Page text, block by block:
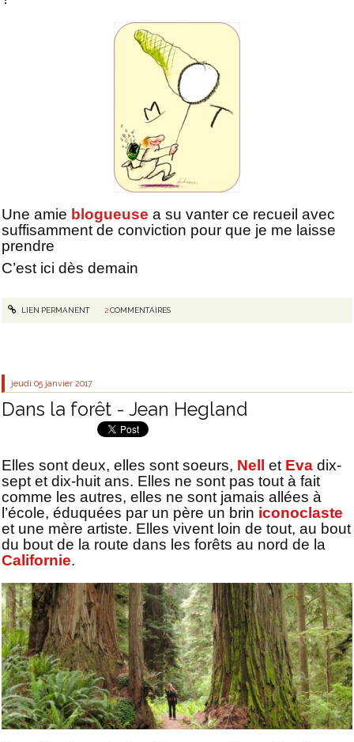
Une amie blogueuse a su vanter ce recueil avec
suffisamment de conviction pour que je me laisse
prendre
C’est ici dès demain
LIEN PERMANENT 2COMMENTAIRES
jeudi 05 janvier 2017
Dans la forêt - Jean Hegland
Elles sont deux, elles sont soeurs, Nell et Eva dix-
sept et dix-huit ans. Elles ne sont pas tout à fait
comme les autres, elles ne sont jamais allées à
l’école, éduquées par un père un brin iconoclaste
et une mère artiste. Elles vivent loin de tout, au bout
du bout de la route dans les forêts au nord de la
Californie.